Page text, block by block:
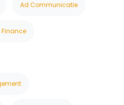
Ad Communicatie
Finance